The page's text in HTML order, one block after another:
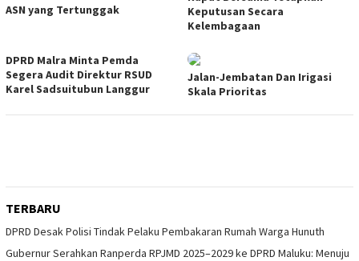
ASN yang Tertunggak
Keputusan Secara
Kelembagaan
DPRD Malra Minta Pemda
Segera Audit Direktur RSUD
Karel Sadsuitubun Langgur
Jalan-Jembatan Dan Irigasi
Skala Prioritas
TERBARU
DPRD Desak Polisi Tindak Pelaku Pembakaran Rumah Warga Hunuth
Gubernur Serahkan Ranperda RPJMD 2025–2029 ke DPRD Maluku: Menuju